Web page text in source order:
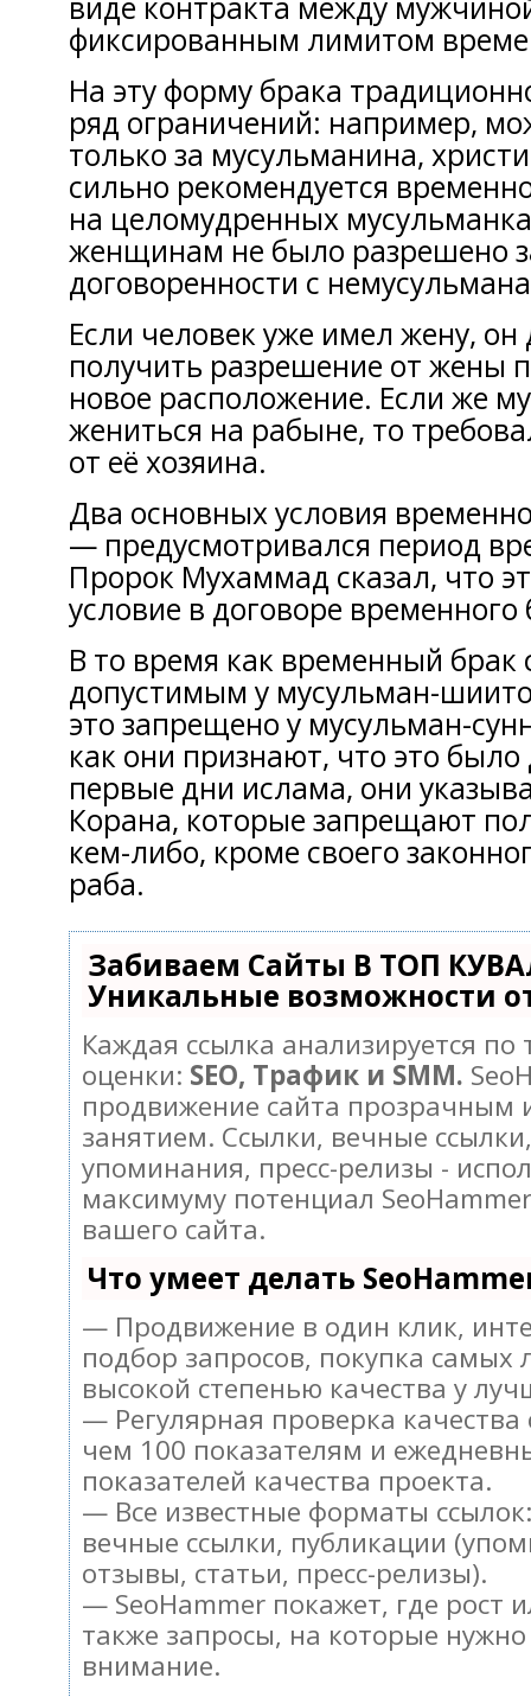
виде контракта между
фиксированным лимитом
На эту форму брака
ряд ограничений: например,
только за мусульманина,
сильно рекомендуется
на целомудренных
женщинам не было разрешено
договоренности с
Если человек уже имел жену,
получить разрешение от жены
новое расположение. Если же
жениться на рабыне, то
от её хозяина.
Два основных условия
— предусмотривался период
Пророк Мухаммад сказал, что
условие в договоре временного
В то время как временный брак
допустимым у мусульман-
это запрещено у мусульман-
как они признают, что это
первые дни ислама, они
Корана, которые запрещают
кем-либо, кроме своего
раба.
Забиваем Сайты В ТОП
Уникальные возможности
Каждая ссылка анализируется
оценки: SEO, Трафик и SMM.
продвижение сайта прозрачным
занятием. Ссылки, вечные
упоминания, пресс-релизы -
максимуму потенциал
вашего сайта.
Что умеет делать
— Продвижение в один клик,
подбор запросов, покупка самых
высокой степенью качества у
— Регулярная проверка качества
чем 100 показателям и
показателей качества проекта.
— Все известные форматы
вечные ссылки, публикации
отзывы, статьи, пресс-релизы).
— SeoHammer покажет, где рост
также запросы, на которые
внимание.